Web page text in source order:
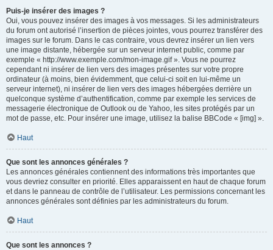
Puis-je insérer des images ?
Oui, vous pouvez insérer des images à vos messages. Si les administrateurs
du forum ont autorisé l’insertion de pièces jointes, vous pourrez transférer des
images sur le forum. Dans le cas contraire, vous devrez insérer un lien vers
une image distante, hébergée sur un serveur internet public, comme par
exemple « http://www.exemple.com/mon-image.gif ». Vous ne pourrez
cependant ni insérer de lien vers des images présentes sur votre propre
ordinateur (à moins, bien évidemment, que celui-ci soit en lui-même un
serveur internet), ni insérer de lien vers des images hébergées derrière un
quelconque système d’authentification, comme par exemple les services de
messagerie électronique de Outlook ou de Yahoo, les sites protégés par un
mot de passe, etc. Pour insérer une image, utilisez la balise BBCode « [img] ».
Haut
Que sont les annonces générales ?
Les annonces générales contiennent des informations très importantes que
vous devriez consulter en priorité. Elles apparaissent en haut de chaque forum
et dans le panneau de contrôle de l’utilisateur. Les permissions concernant les
annonces générales sont définies par les administrateurs du forum.
Haut
Que sont les annonces ?